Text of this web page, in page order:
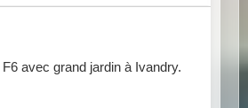
avec grand jardin à Ivandry.